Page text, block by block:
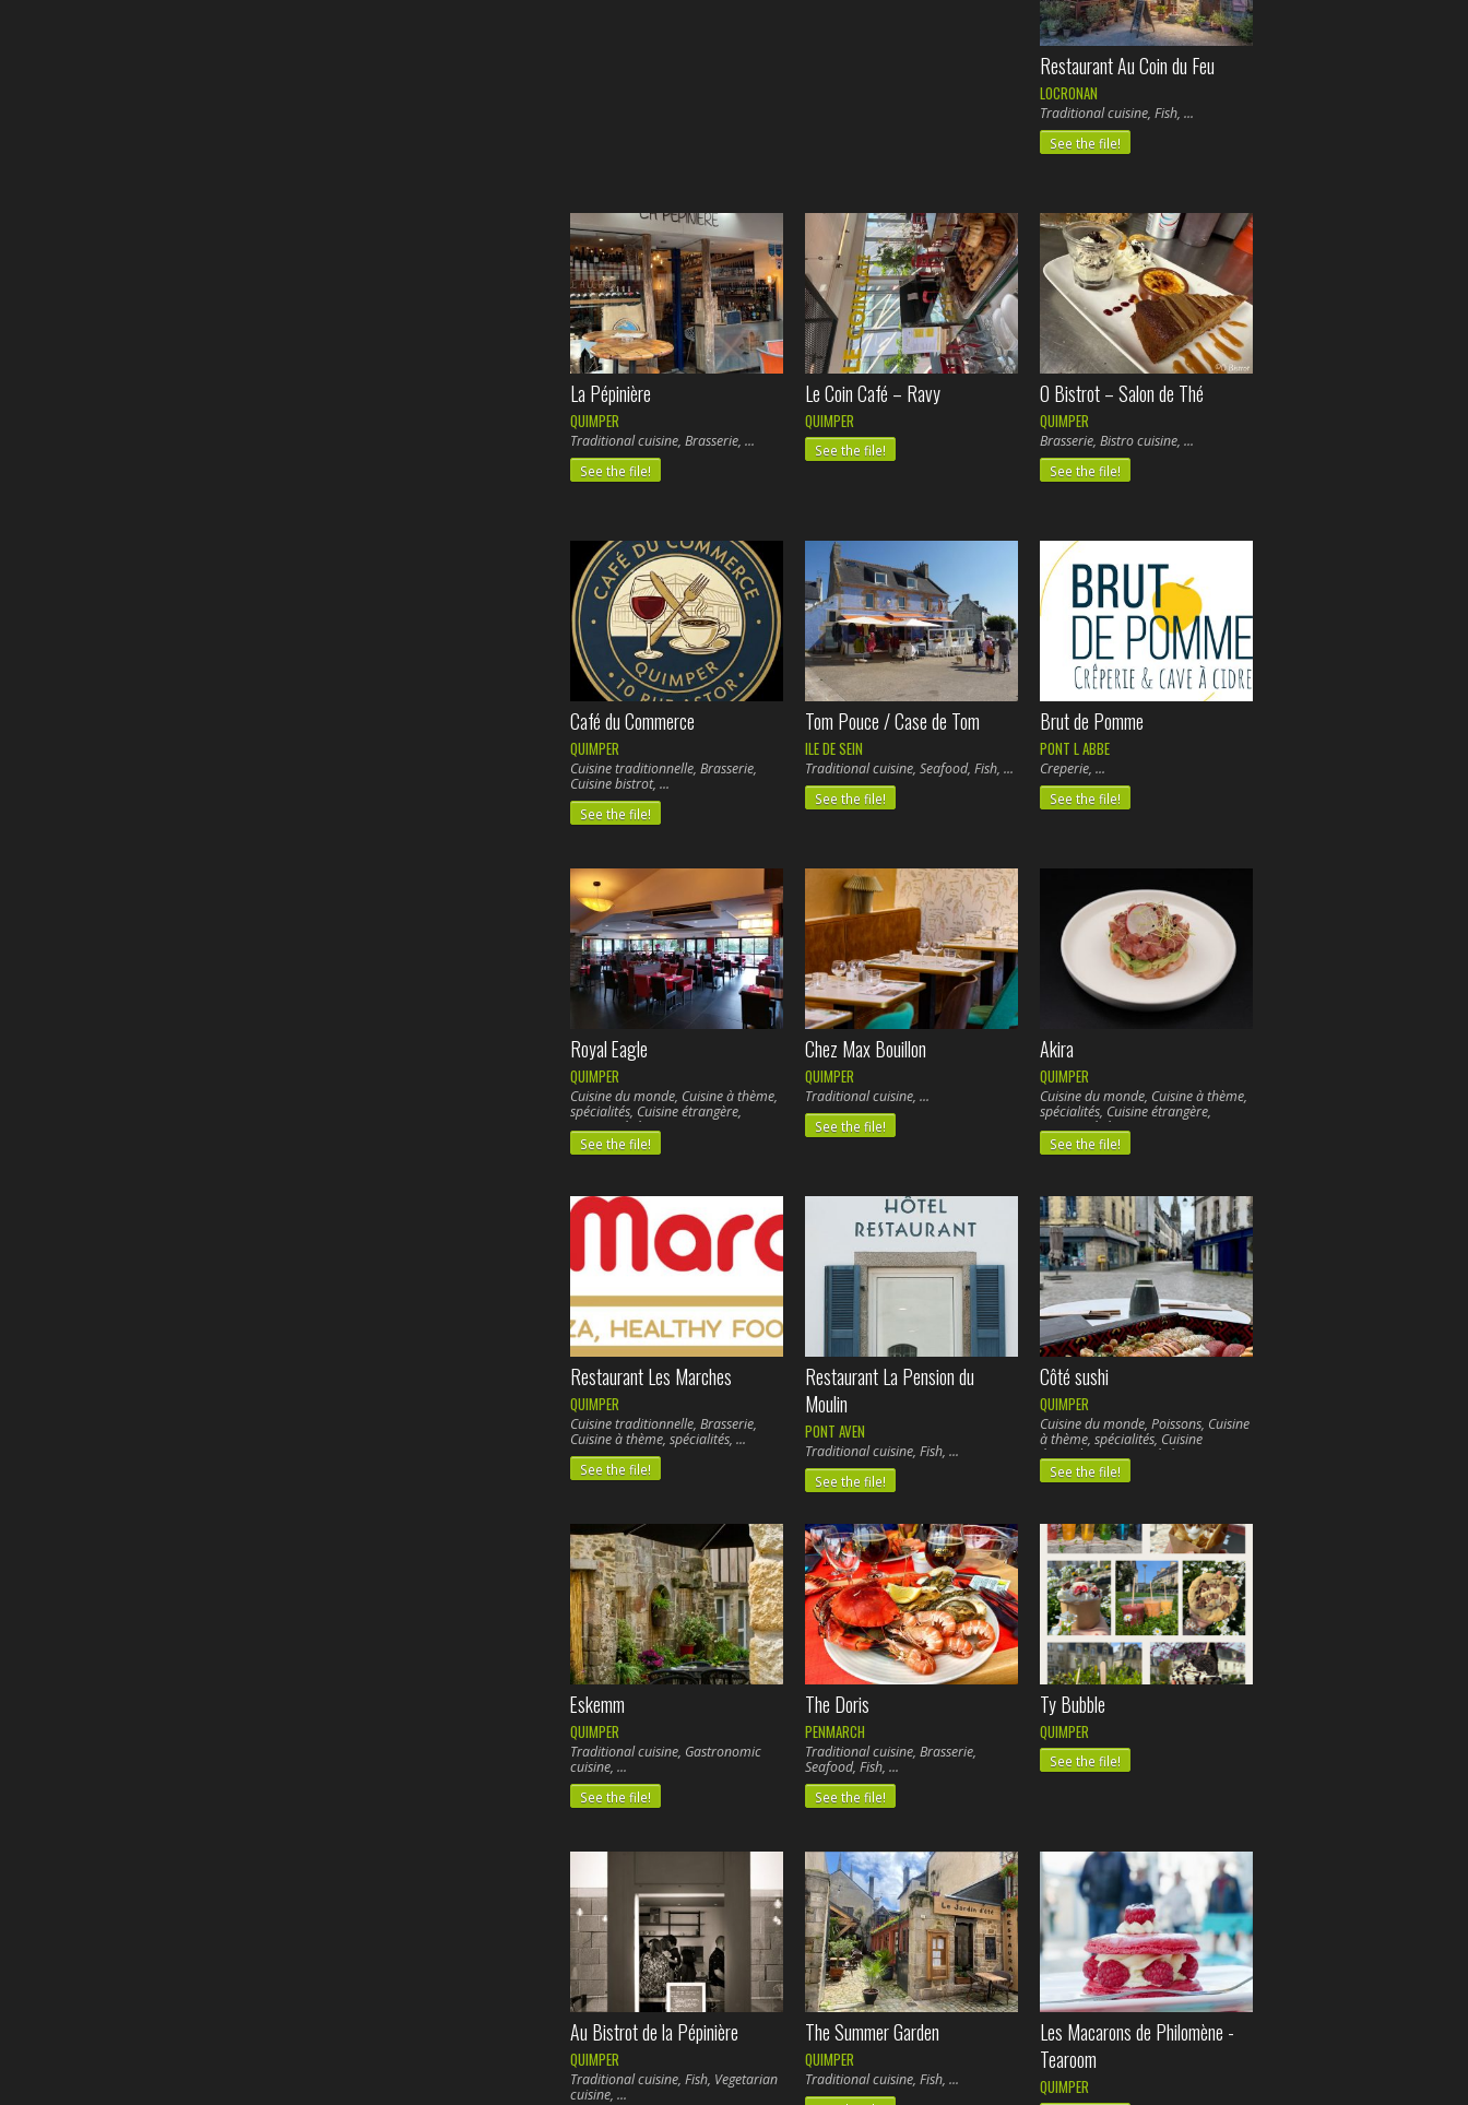
Restaurant Au Coin du Feu
LOCRONAN
Traditional cuisine, Fish,
See the file!
La Pépinière
QUIMPER
Traditional cuisine, Brasserie,
See the file!
Le Coin Café – Ravy
QUIMPER
See the file!
O Bistrot – Salon de Thé
QUIMPER
Brasserie, Bistro cuisine,
See the file!
Café du Commerce
QUIMPER
Cuisine traditionnelle, Brasserie,
Cuisine bistrot,
See the file!
Tom Pouce / Case de Tom
ILE DE SEIN
Traditional cuisine, Seafood, Fish,
See the file!
Brut de Pomme
PONT L ABBE
Creperie,
See the file!
Royal Eagle
QUIMPER
Cuisine du monde, Cuisine à thème,
spécialités, Cuisine étrangère,
Cuisine végétarienne,
See the file!
Chez Max Bouillon
QUIMPER
Traditional cuisine,
See the file!
Akira
QUIMPER
Cuisine du monde, Cuisine à thème,
spécialités, Cuisine étrangère,
Cuisine végétarienne,
See the file!
Restaurant Les Marches
QUIMPER
Cuisine traditionnelle, Brasserie,
Cuisine à thème, spécialités,
See the file!
Restaurant La Pension du
Moulin
PONT AVEN
Traditional cuisine, Fish,
See the file!
Côté sushi
QUIMPER
Cuisine du monde, Poissons, Cuisine
à thème, spécialités, Cuisine
étrangère, Cuisine végétarienne,
See the file!
Eskemm
QUIMPER
Traditional cuisine, Gastronomic
cuisine,
See the file!
The Doris
PENMARCH
Traditional cuisine, Brasserie,
Seafood, Fish,
See the file!
Ty Bubble
QUIMPER
See the file!
Au Bistrot de la Pépinière
QUIMPER
Traditional cuisine, Fish, Vegetarian
cuisine,
The Summer Garden
QUIMPER
Traditional cuisine, Fish,
Les Macarons de Philomène -
Tearoom
QUIMPER